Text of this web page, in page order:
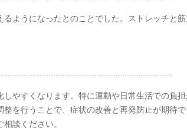
ようになったとのことでした。ストレッチと筋
やすくなります。特に運動や日常生活での負
を行うことで、症状の改善と再発防止が期待
談ください。